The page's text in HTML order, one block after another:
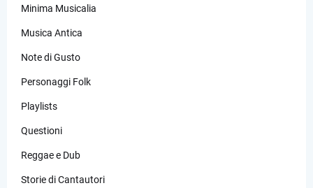
Minima Musicalia
Musica Antica
Note di Gusto
Personaggi Folk
Playlists
Questioni
Reggae e Dub
Storie di Cantautori